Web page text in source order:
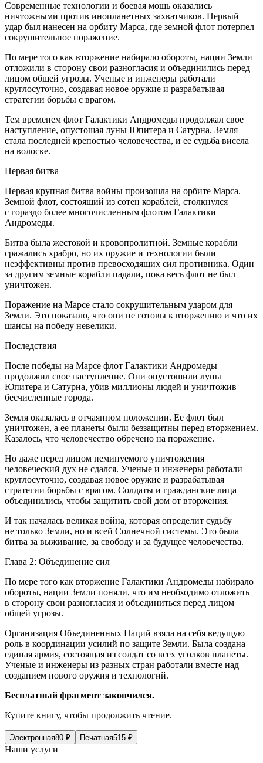
Современные технологии и боевая мощь оказались
ничтожными против инопланетных захватчиков. Первый
удар был нанесен на орбиту Марса, где земной флот потерпел
сокрушительное поражение.
По мере того как вторжение набирало обороты, нации Земли
отложили в сторону свои разногласия и объединились перед
лицом общей угрозы. Ученые и инженеры работали
круглосуточно, создавая новое оружие и разрабатывая
стратегии борьбы с врагом.
Тем временем флот Галактики Андромеды продолжал свое
наступление, опустошая луны Юпитера и Сатурна. Земля
стала последней крепостью человечества, и ее судьба висела
на волоске.
Первая битва
Первая крупная битва войны произошла на орбите Марса.
Земной флот, состоящий из сотен кораблей, столкнулся
с гораздо более многочисленным флотом Галактики
Андромеды.
Битва была жестокой и кровопролитной. Земные корабли
сражались храбро, но их оружие и технологии были
неэффективны против превосходящих сил противника. Один
за другим земные корабли падали, пока весь флот не был
уничтожен.
Поражение на Марсе стало сокрушительным ударом для
Земли. Это показало, что они не готовы к вторжению и что их
шансы на победу невелики.
Последствия
После победы на Марсе флот Галактики Андромеды
продолжил свое наступление. Они опустошили луны
Юпитера и Сатурна, убив миллионы людей и уничтожив
бесчисленные города.
Земля оказалась в отчаянном положении. Ее флот был
уничтожен, а ее планеты были беззащитны перед вторжением.
Казалось, что человечество обречено на поражение.
Но даже перед лицом неминуемого уничтожения
человеческий дух не сдался. Ученые и инженеры работали
круглосуточно, создавая новое оружие и разрабатывая
стратегии борьбы с врагом. Солдаты и гражданские лица
объединились, чтобы защитить свой дом от вторжения.
И так началась великая война, которая определит судьбу
не только Земли, но и всей Солнечной системы. Это была
битва за выживание, за свободу и за будущее человечества.
Глава 2: Объединение сил
По мере того как вторжение Галактики Андромеды набирало
обороты, нации Земли поняли, что им необходимо отложить
в сторону свои разногласия и объединиться перед лицом
общей угрозы.
Организация Объединенных Наций взяла на себя ведущую
роль в координации усилий по защите Земли. Была создана
единая армия, состоящая из солдат со всех уголков планеты.
Ученые и инженеры из разных стран работали вместе над
созданием нового оружия и технологий.
Бесплатный фрагмент закончился.
Купите книгу, чтобы продолжить чтение.
Электронная80 ₽ Печатная515 ₽
Наши услуги